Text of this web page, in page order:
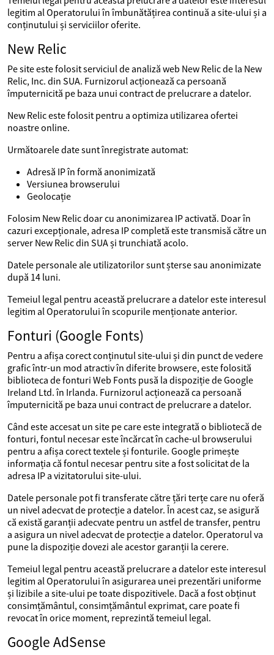
legitim al Operatorului în îmbunătățirea continuă a site-ului și a
conținutului și serviciilor oferite.
New Relic
Pe site este folosit serviciul de analiză web New Relic de la New
Relic, Inc. din SUA. Furnizorul acționează ca persoană
împuternicită pe baza unui contract de prelucrare a datelor.
New Relic este folosit pentru a optimiza utilizarea ofertei
noastre online.
Următoarele date sunt înregistrate automat:
Adresă IP în formă anonimizată
Versiunea browserului
Geolocație
Folosim New Relic doar cu anonimizarea IP activată. Doar în
cazuri excepționale, adresa IP completă este transmisă către un
server New Relic din SUA și trunchiată acolo.
Datele personale ale utilizatorilor sunt șterse sau anonimizate
după 14 luni.
Temeiul legal pentru această prelucrare a datelor este interesul
legitim al Operatorului în scopurile menționate anterior.
Fonturi (Google Fonts)
Pentru a afișa corect conținutul site-ului și din punct de vedere
grafic într-un mod atractiv în diferite browsere, este folosită
biblioteca de fonturi Web Fonts pusă la dispoziție de Google
Ireland Ltd. în Irlanda. Furnizorul acționează ca persoană
împuternicită pe baza unui contract de prelucrare a datelor.
Când este accesat un site pe care este integrată o bibliotecă de
fonturi, fontul necesar este încărcat în cache-ul browserului
pentru a afișa corect textele și fonturile. Google primește
informația că fontul necesar pentru site a fost solicitat de la
adresa IP a vizitatorului site-ului.
Datele personale pot fi transferate către țări terțe care nu oferă
un nivel adecvat de protecție a datelor. În acest caz, se asigură
că există garanții adecvate pentru un astfel de transfer, pentru
a asigura un nivel adecvat de protecție a datelor. Operatorul va
pune la dispoziție dovezi ale acestor garanții la cerere.
Temeiul legal pentru această prelucrare a datelor este interesul
legitim al Operatorului în asigurarea unei prezentări uniforme
și lizibile a site-ului pe toate dispozitivele. Dacă a fost obținut
consimțământul, consimțământul exprimat, care poate fi
revocat în orice moment, reprezintă temeiul legal.
Google AdSense